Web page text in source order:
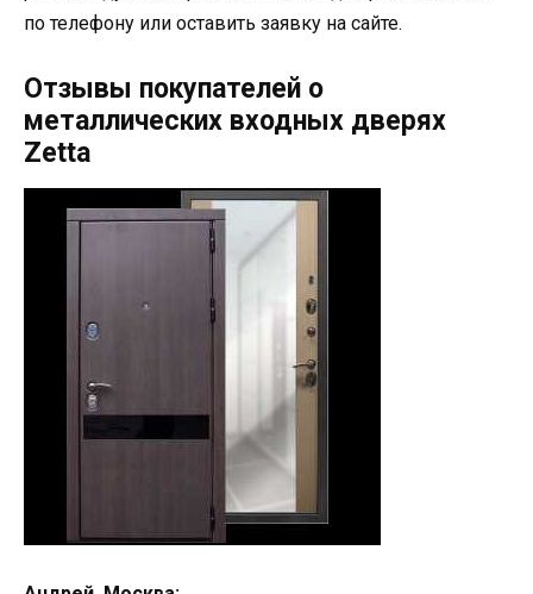
по телефону или оставить заявку на сайте.
Отзывы покупателей о
металлических входных дверях
Zetta